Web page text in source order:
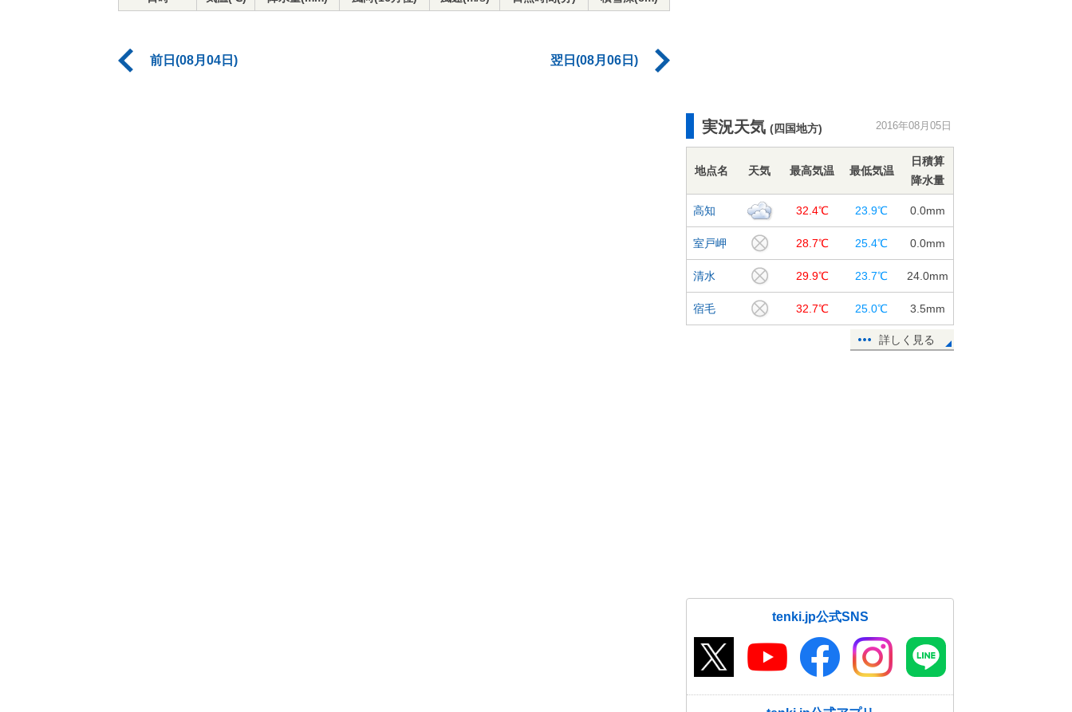
前日(08月04日) 翌日(08月06日)
実況天気 (四国地方) 2016年08月05日
地点名 天気 最高気温 最低気温
日積算
降水量
高知 32.4℃ 23.9℃ 0.0mm
室戸岬 28.7℃ 25.4℃ 0.0mm
清水 29.9℃ 23.7℃ 24.0mm
宿毛 32.7℃ 25.0℃ 3.5mm
詳しく見る
tenki.jp公式SNS